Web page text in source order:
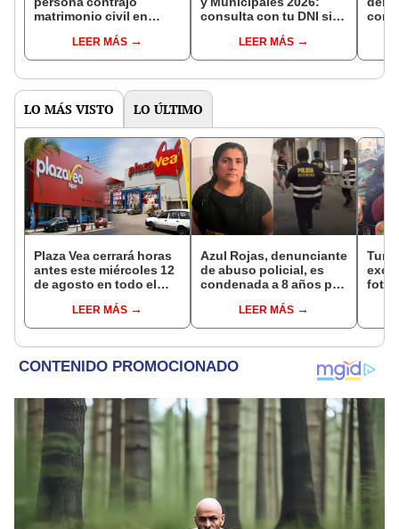
matrimonio civil en
LEER MÁS
consulta con tu DNI si
de mesa para este 4 de
octubre en el link oficial
LEER MÁS
con
LO MÁS VISTO LO ÚLTIMO
Plaza Vea cerrará horas
antes este miércoles 12
de agosto en todo el
hasta las 7 p.m.
LEER MÁS
Azul Rojas, denunciante
de abuso policial, es
condenada a 8 años por
en TrujilloLEER MÁS